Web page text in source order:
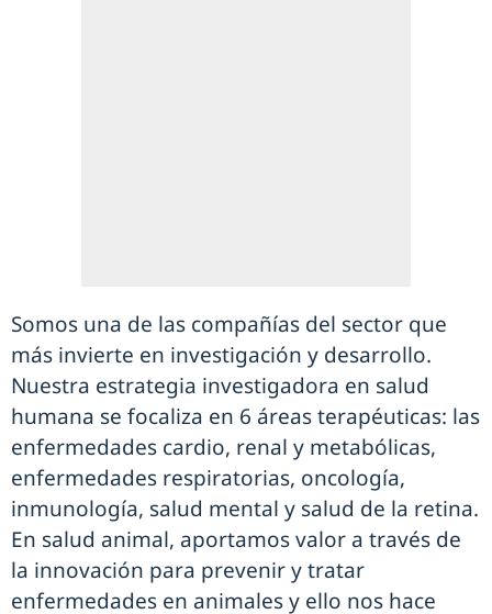
Somos una de las compañías del sector que
más invierte en investigación y desarrollo.
Nuestra estrategia investigadora en salud
humana se focaliza en 6 áreas terapéuticas: las
enfermedades cardio, renal y metabólicas,
enfermedades respiratorias, oncología,
inmunología, salud mental y salud de la retina.
En salud animal, aportamos valor a través de
la innovación para prevenir y tratar
enfermedades en animales y ello nos hace